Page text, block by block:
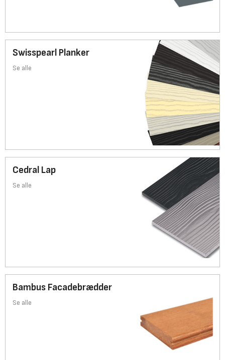
Swisspearl Planker
Se alle
Cedral Lap
Se alle
Bambus Facadebrædder
Se alle